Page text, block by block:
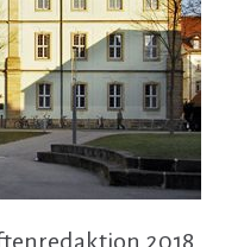
2018